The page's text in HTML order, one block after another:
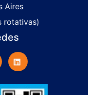
Aires
rotativas)